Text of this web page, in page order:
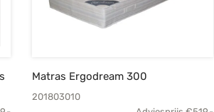
Matras Ergodream 300
201803010